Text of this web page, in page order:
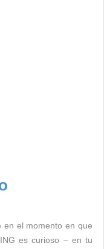
en el momento en que
es curioso – en tu